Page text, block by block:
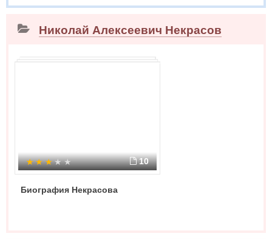
Николай Алексеевич Некрасов
10
Биография Некрасова